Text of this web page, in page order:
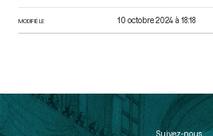
MODIFIÉ LE 10 octobre 2024 à 18:18
Suivez-nous